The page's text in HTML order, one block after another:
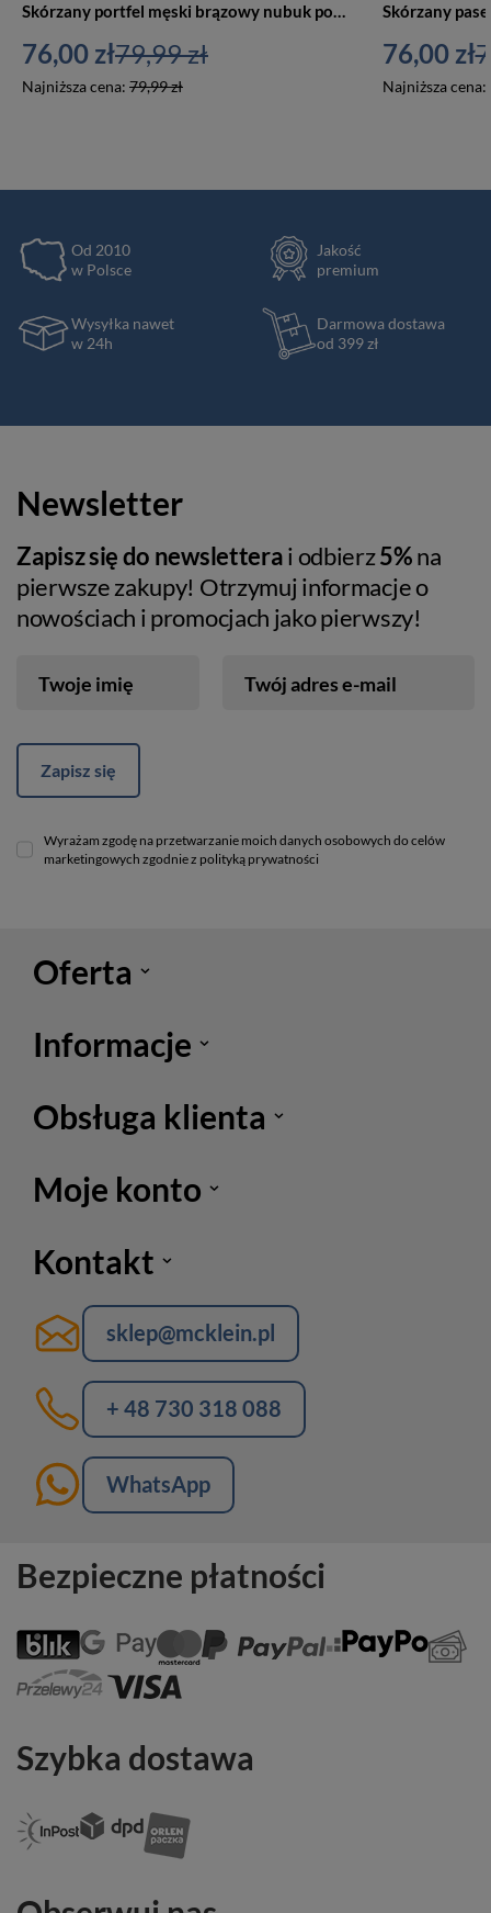
Skórzany portfel męski brązowy nubuk poziomy wzór Godło Polski Orzeł RFiD - Beltimore R92
76,00 zł
Najniższa cena: 79,99 zł
79,99 zł 76,00 zł
Najniższa cena:
Od 2010
w Polsce
Jakość
premium
Wysyłka nawet
w 24h
Darmowa dostawa
od 399 zł
Newsletter
Zapisz się do newsletterai odbierz5%na
pierwsze zakupy! Otrzymuj informacje o
nowościach i promocjach jako pierwszy!
Twoje imię Twój adres e-mail
Zapisz się
Wyrażam zgodę na przetwarzanie moich danych osobowych do celów
marketingowych zgodnie z polityką prywatności
Oferta
Informacje
Obsługa klienta
Moje konto
Kontakt
sklep@mcklein.pl
+ 48 730 318 088
WhatsApp
Bezpieczne płatności
Szybka dostawa